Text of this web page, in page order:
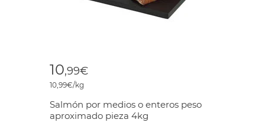
10,99€
10,99€/kg
Salmón por medios o enteros peso
aproximado pieza 4kg